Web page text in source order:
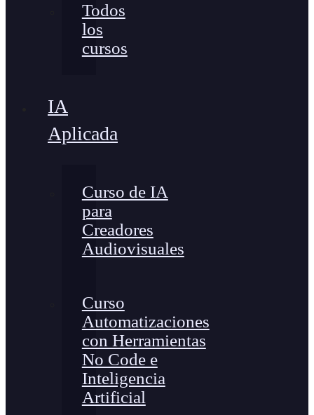
Todos
los
cursos
IA
Aplicada
Curso de IA
para
Creadores
Audiovisuales
Curso
Automatizaciones
con Herramientas
No Code e
Inteligencia
Artificial